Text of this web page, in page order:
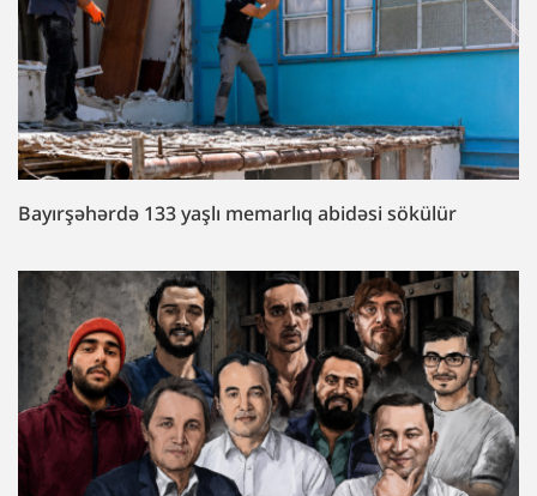
Bayırşəhərdə 133 yaşlı memarlıq abidəsi sökülür